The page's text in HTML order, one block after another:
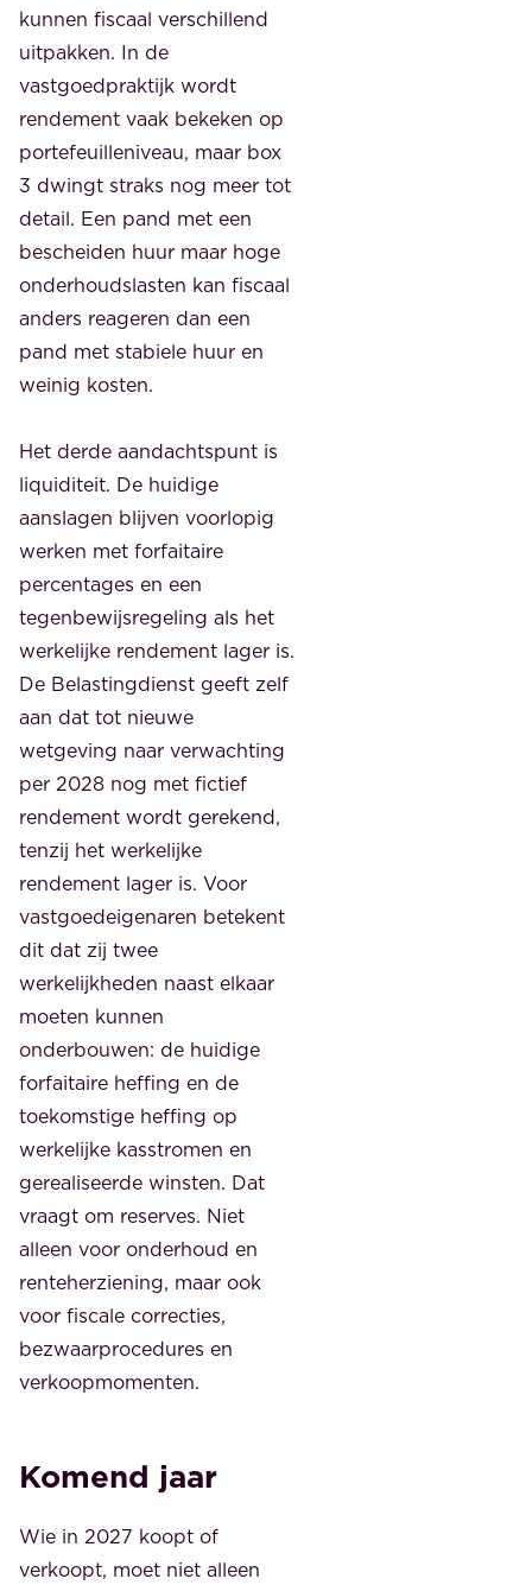
kunnen fiscaal verschillend
uitpakken. In de
vastgoedpraktijk wordt
rendement vaak bekeken op
portefeuilleniveau, maar box
3 dwingt straks nog meer tot
detail. Een pand met een
bescheiden huur maar hoge
onderhoudslasten kan fiscaal
anders reageren dan een
pand met stabiele huur en
weinig kosten.
Het derde aandachtspunt is
liquiditeit. De huidige
aanslagen blijven voorlopig
werken met forfaitaire
percentages en een
tegenbewijsregeling als het
werkelijke rendement lager is.
De Belastingdienst geeft zelf
aan dat tot nieuwe
wetgeving naar verwachting
per 2028 nog met fictief
rendement wordt gerekend,
tenzij het werkelijke
rendement lager is. Voor
vastgoedeigenaren betekent
dit dat zij twee
werkelijkheden naast elkaar
moeten kunnen
onderbouwen: de huidige
forfaitaire heffing en de
toekomstige heffing op
werkelijke kasstromen en
gerealiseerde winsten. Dat
vraagt om reserves. Niet
alleen voor onderhoud en
renteherziening, maar ook
voor fiscale correcties,
bezwaarprocedures en
verkoopmomenten.
Komend jaar
Wie in 2027 koopt of
verkoopt, moet niet alleen